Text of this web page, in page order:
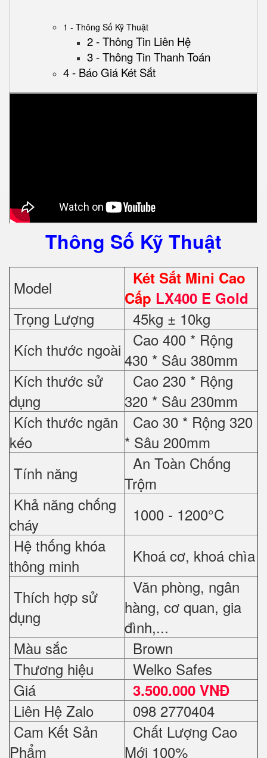
1 - Thông Số Kỹ Thuật
2 - Thông Tin Liên Hệ
3 - Thông Tin Thanh Toán
4 - Báo Giá Két Sắt
Thông Số Kỹ Thuật
Model
Két Sắt Mini Cao
Cấp LX400 E Gold
Trọng Lượng
45kg ± 10kg
Kích thước ngoài
Cao 400 * Rộng
430 * Sâu 380mm
Kích thước sử
dụng
Cao 230 * Rộng
320 * Sâu 230mm
Kích thước ngăn
kéo
Cao 30 * Rộng 320
* Sâu 200mm
Tính năng
An Toàn Chống
Trộm
Khả năng chống
cháy
1000 - 1200°C
Hệ thống khóa
thông minh
Khoá cơ, khoá chìa
Thích hợp sử
dụng
Văn phòng, ngân
hàng, cơ quan, gia
đình,...
Màu sắc
Brown
Thương hiệu
Welko Safes
Giá
3.500.000 VNĐ
Liên Hệ Zalo
098 2770404
Cam Kết Sản
Phẩm
Chất Lượng Cao
Mới 100%